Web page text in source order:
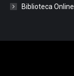
Biblioteca Online